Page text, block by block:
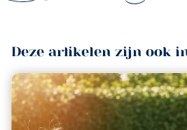
Deze artikelen zijn ook